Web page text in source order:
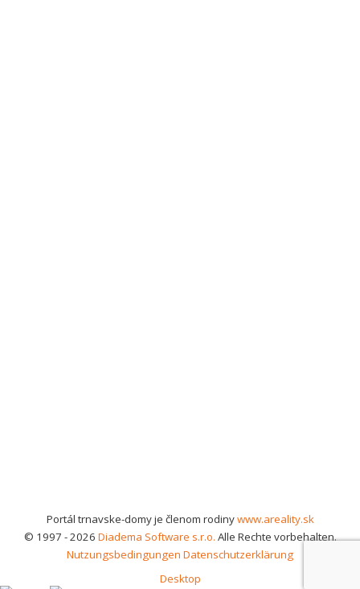
Portál trnavske-domy je členom rodinywww.areality.sk
© 1997 - 2026 Diadema Software s.r.o. Alle Rechte vorbehalten.
Nutzungsbedingungen Datenschutzerklärung
Desktop